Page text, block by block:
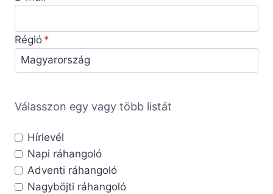
Régió
Válasszon egy vagy több listát
Hírlevél
Napi ráhangoló
Adventi ráhangoló
Nagyböjti ráhangoló